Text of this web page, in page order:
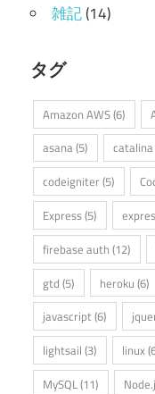
雑記(14)
タグ
Amazon AWS(6)
asana (5) catalina
codeigniter (5)
Express(5)
firebase auth (12)
gtd (5) heroku (6)
javascript(6)
lightsail (3) linux
MySQL(11)